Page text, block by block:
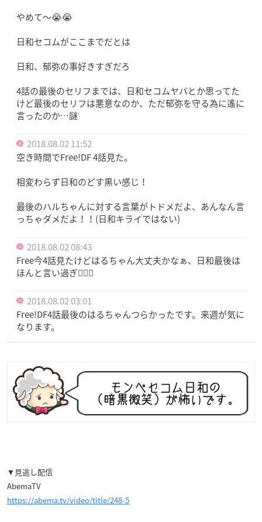
やめて～😭😭
日和セコムがここまでだとは
日和、郁弥の事好きすぎだろ
4話の最後のセリフまでは、日和セコムヤバとか思ってた
けど最後のセリフは悪意なのか、ただ郁弥を守る為に遙に
言ったのか…謎
2018.08.02 11:52
空き時間でFree!DF 4話見た。
相変わらず日和のどす黒い感じ！
最後のハルちゃんに対する言葉がトドメだよ、あんなん言
っちゃダメだよ！！(日和キライではない)
2018.08.02 08:43
Free今4話見たけどはるちゃん大丈夫かなぁ、日和最後は
ほんと言い過ぎ🤦🏻‍♀️
2018.08.02 03:01
Free!DF4話最後のはるちゃんつらかったです。来週が気に
なります。
▼見逃し配信
AbemaTV
https://abema.tv/video/title/248-5